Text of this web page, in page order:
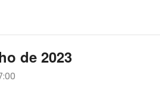
de 2023